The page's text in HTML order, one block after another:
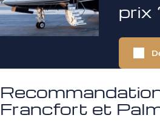
prix
Francfort et